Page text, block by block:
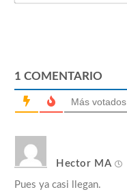
1 COMENTARIO
Más votados
Hector MA
Pues ya casi llegan.